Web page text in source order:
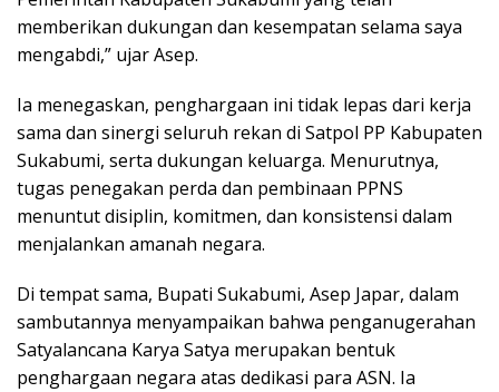
memberikan dukungan dan kesempatan selama saya
mengabdi,” ujar Asep.
Ia menegaskan, penghargaan ini tidak lepas dari kerja
sama dan sinergi seluruh rekan di Satpol PP Kabupaten
Sukabumi, serta dukungan keluarga. Menurutnya,
tugas penegakan perda dan pembinaan PPNS
menuntut disiplin, komitmen, dan konsistensi dalam
menjalankan amanah negara.
Di tempat sama, Bupati Sukabumi, Asep Japar, dalam
sambutannya menyampaikan bahwa penganugerahan
Satyalancana Karya Satya merupakan bentuk
penghargaan negara atas dedikasi para ASN. Ia